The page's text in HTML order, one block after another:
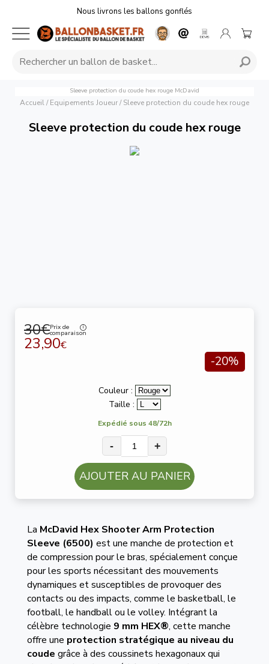
Nous livrons les ballons gonflés
Sleeve protection du coude hex rouge McDavid
Accueil/ Equipements Joueur/ Sleeve protection du coude hex rouge
Sleeve protection du coude hex rouge
30€Prix de
comparaison
23,90€
-20%
Couleur :
Taille :
Expédié sous 48/72h
- +
AJOUTER AU PANIER
La McDavid Hex Shooter Arm Protection
Sleeve (6500) est une manche de protection et
de compression pour le bras, spécialement conçue
pour les sports nécessitant des mouvements
dynamiques et susceptibles de provoquer des
contacts ou des impacts, comme le basketball, le
football, le handball ou le volley. Intégrant la
célèbre technologie 9 mm HEX®, cette manche
offre une protection stratégique au niveau du
coude grâce à des coussinets hexagonaux qui